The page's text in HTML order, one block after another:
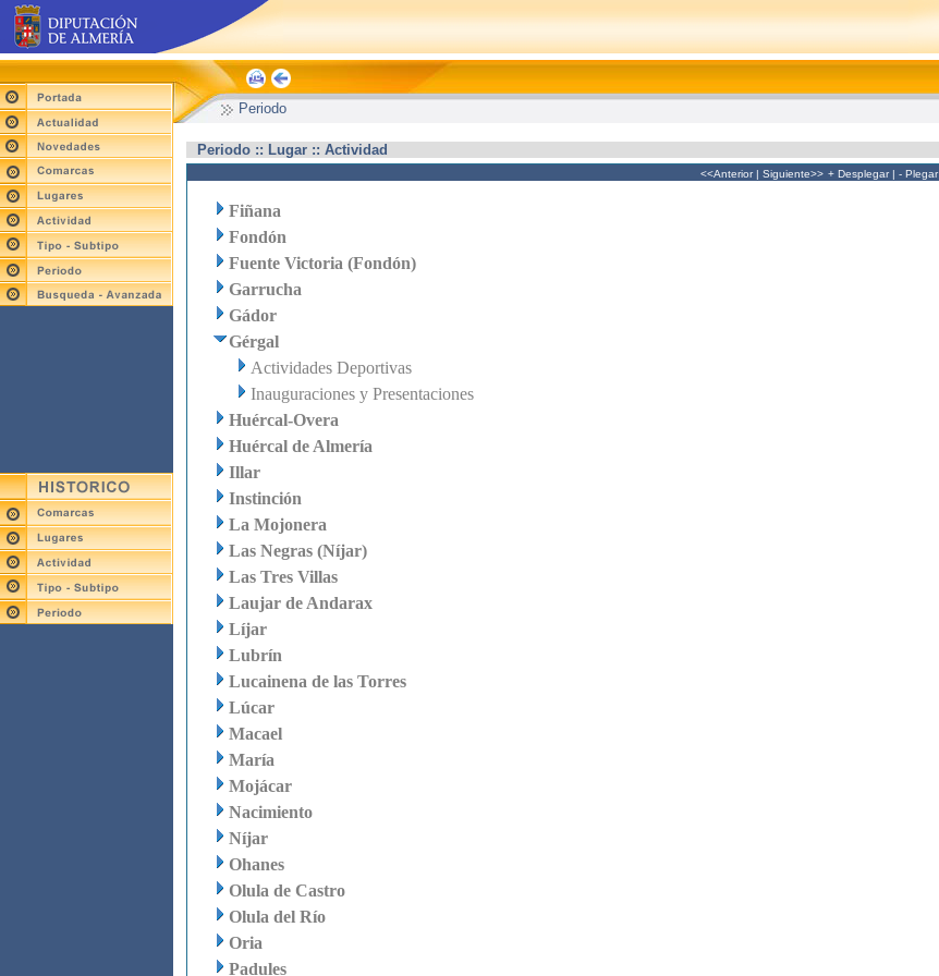
Periodo
Periodo :: Lugar :: Actividad
<<Anterior| Siguiente>> + Desplegar| - Plegar
Fiñana
Fondón
Fuente Victoria (Fondón)
Garrucha
Gádor
Gérgal
Actividades Deportivas
Inauguraciones y Presentaciones
Huércal-Overa
Huércal de Almería
Illar
Instinción
La Mojonera
Las Negras (Níjar)
Las Tres Villas
Laujar de Andarax
Líjar
Lubrín
Lucainena de las Torres
Lúcar
Macael
María
Mojácar
Nacimiento
Níjar
Ohanes
Olula de Castro
Olula del Río
Oria
Padules